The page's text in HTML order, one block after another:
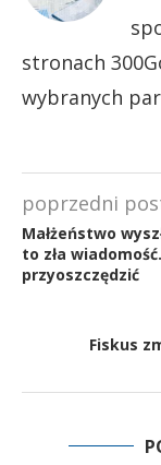
stronach
wybranych
poprzedni
Małżeństwo
to zła
przyoszczędzić
Fiskus